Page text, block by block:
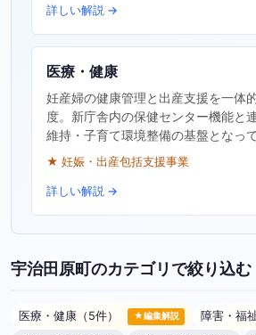
詳しい解説 →
医療・健康
妊産婦の健康管理と出産支援を一体
度。新庁舎内の保健センター機能と
維持・子育て環境整備の基盤となっ
★ 妊娠・出産包括支援事業
詳しい解説 →
宇治田原町のカテゴリで絞り込む
医療・健康（5件） ★編集解説 障害・福